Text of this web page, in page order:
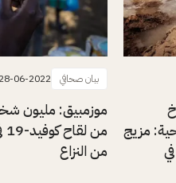
مزيج
بيان صحافي 06-2022
موزمبيق: مليون
من النزاع